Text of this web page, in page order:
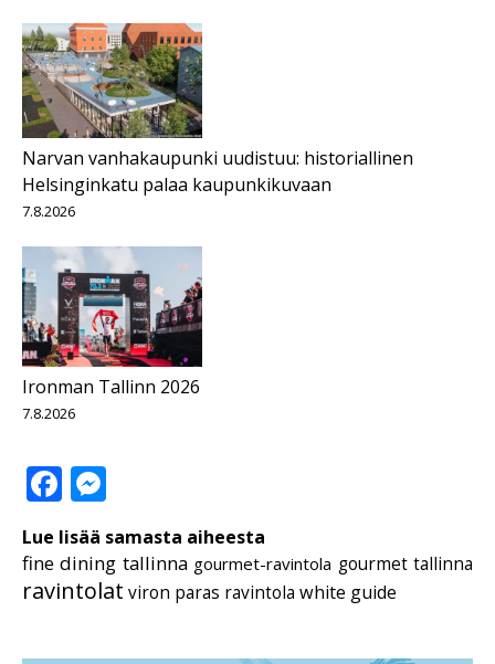
Narvan vanhakaupunki uudistuu: historiallinen
Helsinginkatu palaa kaupunkikuvaan
7.8.2026
Ironman Tallinn 2026
7.8.2026
Facebook
Lue lisää samasta aiheesta
fine dining tallinna gourmet-ravintola gourmet tallinna
ravintolat viron paras ravintola white guide